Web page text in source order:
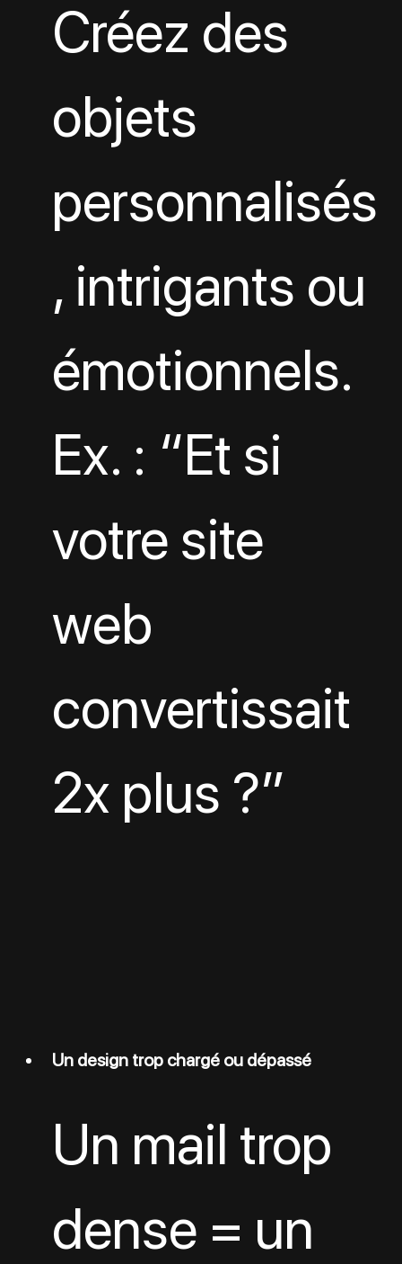
Créez des
objets
personnalisés
, intrigants ou
émotionnels.
Ex. : “Et si
votre site
web
convertissait
2x plus ?”
Un design trop chargé ou dépassé
Un mail trop
dense = un